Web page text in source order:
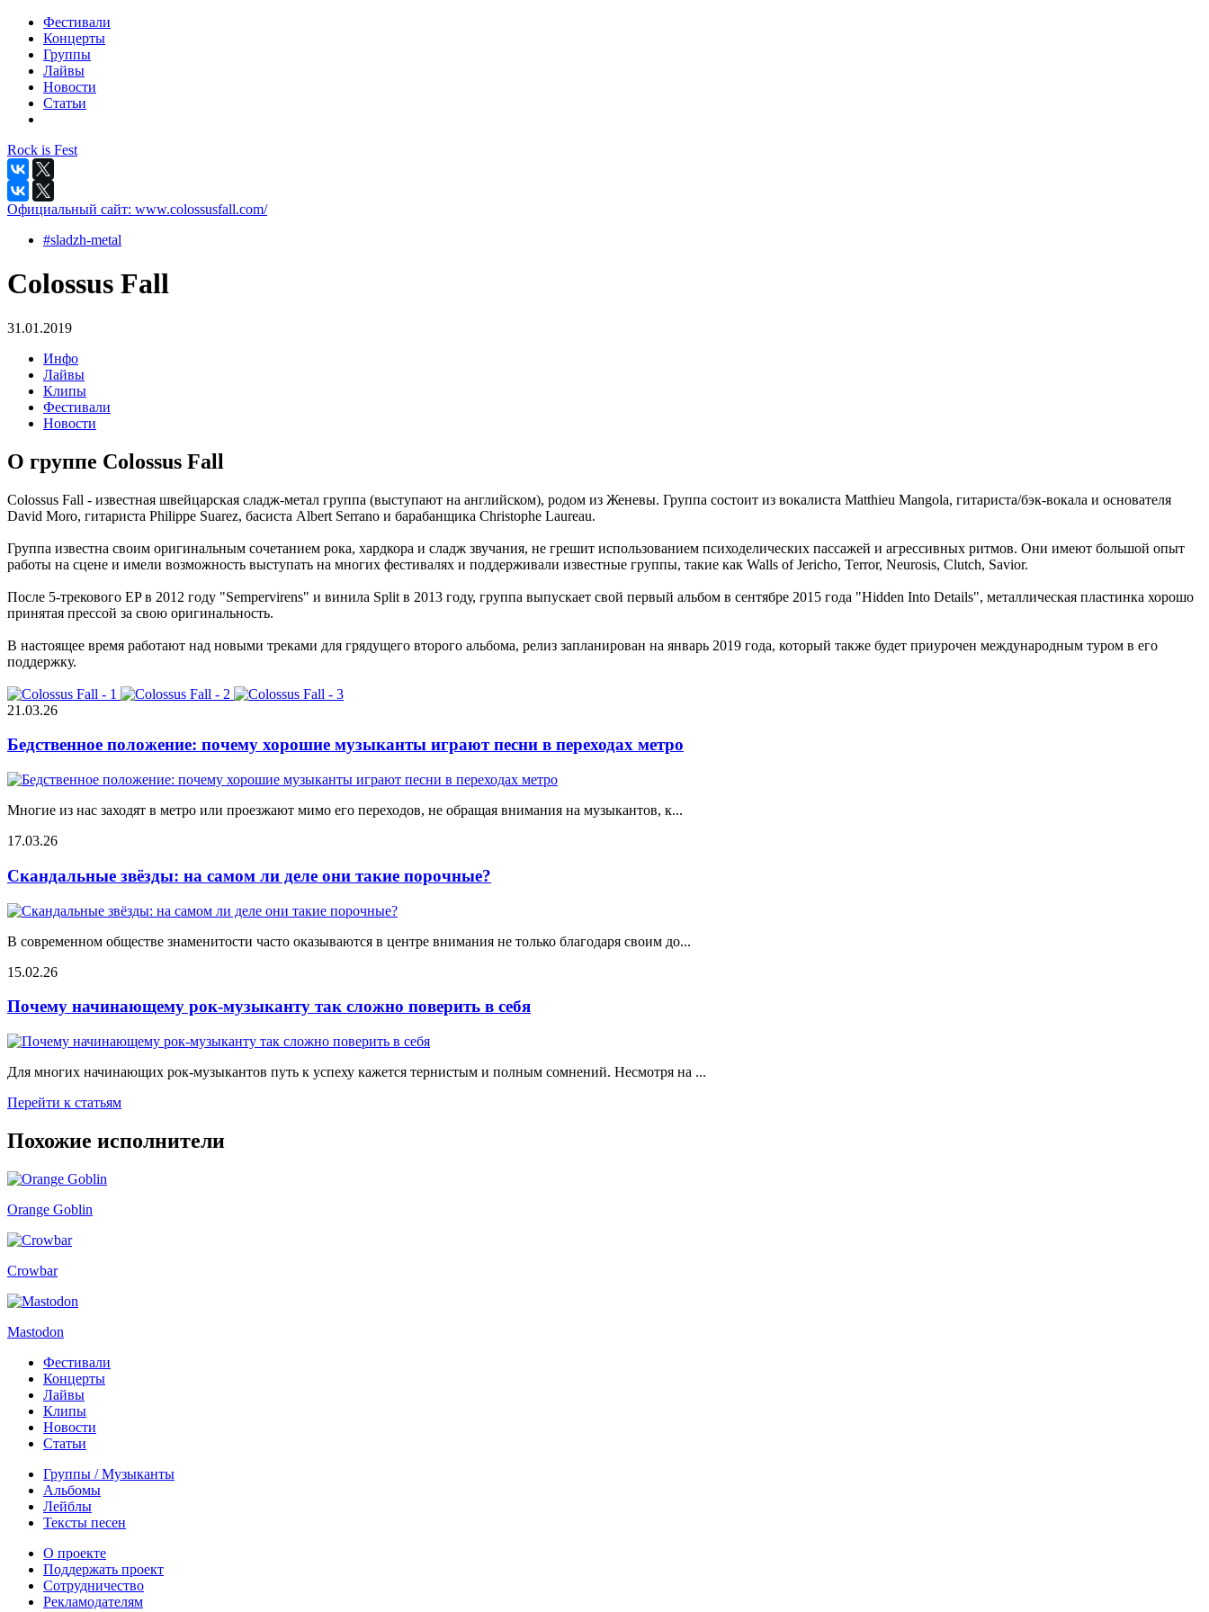
Фестивали
Концерты
Группы
Лайвы
Новости
Статьи
Rock is Fest
Официальный сайт: www.colossusfall.com/
#sladzh-metal
Colossus Fall
31.01.2019
Инфо
Лайвы
Клипы
Фестивали
Новости
О группе Colossus Fall
Colossus Fall - известная швейцарская сладж-метал группа (выступают на английском), родом из Женевы. Группа состоит из вокалиста Matthieu Mangola, гитариста/бэк-вокала и основателя
David Moro, гитариста Philippe Suarez, басиста Albert Serrano и барабанщика Christophe Laureau.
Группа известна своим оригинальным сочетанием рока, хардкора и сладж звучания, не грешит использованием психоделических пассажей и агрессивных ритмов. Они имеют большой опыт
работы на сцене и имели возможность выступать на многих фестивалях и поддерживали известные группы, такие как Walls of Jericho, Terror, Neurosis, Clutch, Savior.
После 5-трекового EP в 2012 году "Sempervirens" и винила Split в 2013 году, группа выпускает свой первый альбом в сентябре 2015 года "Hidden Into Details", металлическая пластинка хорошо
принятая прессой за свою оригинальность.
В настоящее время работают над новыми треками для грядущего второго альбома, релиз запланирован на январь 2019 года, который также будет приурочен международным туром в его
поддержку.
21.03.26
Бедственное положение: почему хорошие музыканты играют песни в переходах метро
Многие из нас заходят в метро или проезжают мимо его переходов, не обращая внимания на музыкантов, к...
17.03.26
Скандальные звёзды: на самом ли деле они такие порочные?
В современном обществе знаменитости часто оказываются в центре внимания не только благодаря своим до...
15.02.26
Почему начинающему рок-музыканту так сложно поверить в себя
Для многих начинающих рок-музыкантов путь к успеху кажется тернистым и полным сомнений. Несмотря на ...
Перейти к статьям
Похожие исполнители
Orange Goblin
Crowbar
Mastodon
Фестивали
Концерты
Лайвы
Клипы
Новости
Статьи
Группы / Музыканты
Альбомы
Лейблы
Тексты песен
О проекте
Поддержать проект
Сотрудничество
Рекламодателям